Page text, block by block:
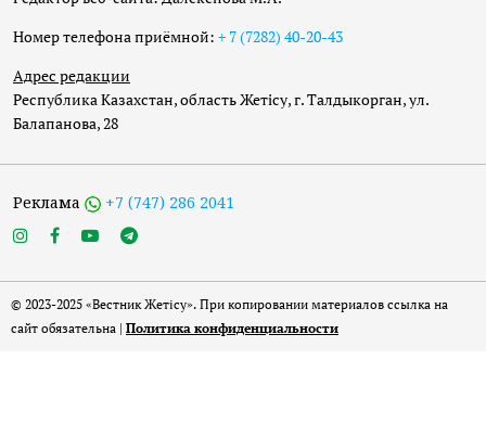
Номер телефона приёмной: + 7 (7282) 40-20-43
Адрес редакции
Республика Казахстан, область Жетісу, г. Талдыкорган, ул.
Балапанова, 28
Реклама +7 (747) 286 2041
© 2023-2025 «Вестник Жетісу». При копировании материалов ссылка на
сайт обязательна | Политика конфиденциальности